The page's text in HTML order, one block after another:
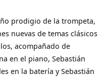
prodigio de la trompeta,
nuevas de temas clásicos
acompañado de
en el piano, Sebastián
en la batería y Sebastián